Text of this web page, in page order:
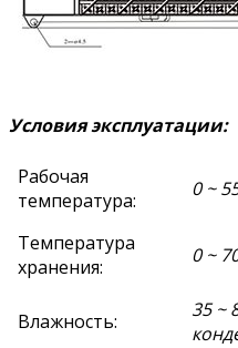
Условия эксплуатации:
Рабочая
температура:
0 ~
Температура
хранения:
0 ~
Влажность:
35 ~